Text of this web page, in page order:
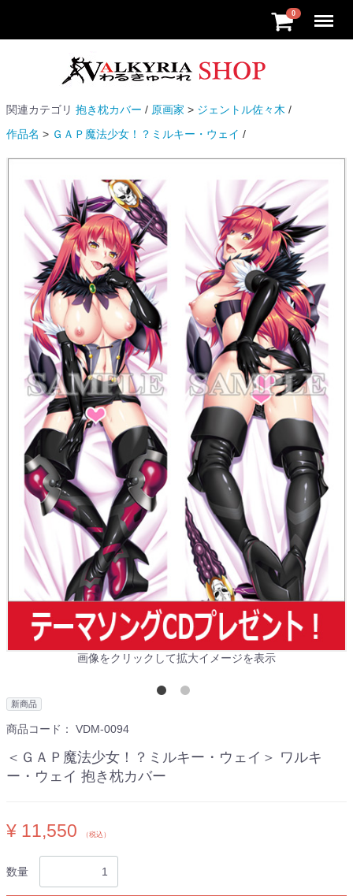
0
関連カテゴリ 抱き枕カバー 原画家
ジェントル佐々木
作品名
ＧＡＰ魔法少女！？ミルキー・ウェイ
画像をクリックして拡大イメージを表示
新商品
商品コード： VDM-0094
＜ＧＡＰ魔法少女！？ミルキー・ウェイ＞ ワルキ
ー・ウェイ 抱き枕カバー
¥ 11,550 （税込）
数量